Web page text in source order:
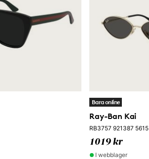
Bara online
Ray-Ban Kai
RB3757 921387 5615
1019 kr
I webblager